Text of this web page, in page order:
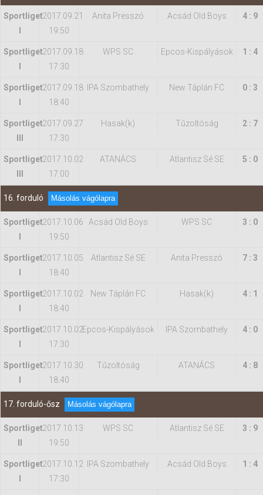
Sportliget2017.09.21
19:50
Anita Presszó Acsád Old Boys 4 : 9
Sportliget2017.09.18
17:30
WPS SC Epcos-Kispályások 1 : 4
Sportliget2017.09.18
18:40
IPA Szombathely New Táplán FC 0 : 3
Sportliget2017.09.27
17:30
Hasak(k) Tűzoltóság 2 : 7
Sportliget2017.10.02
17:00
ATANÁCS Atlantisz Sé SE 5 : 0
16. forduló Másolás vágólapra
Sportliget2017.10.06
19:50
Acsád Old Boys WPS SC 3 : 0
Sportliget2017.10.05
18:40
Atlantisz Sé SE Anita Presszó 7 : 3
Sportliget2017.10.02
18:40
New Táplán FC Hasak(k) 4 : 1
Sportliget2017.10.02
17:30
Epcos-Kispályások IPA Szombathely 4 : 0
Sportliget2017.10.30
18:40
Tűzoltóság ATANÁCS 4 : 8
17. forduló-ősz Másolás vágólapra
Sportliget2017.10.13
19:50
WPS SC Atlantisz Sé SE 3 : 9
Sportliget2017.10.12
17:30
IPA Szombathely Acsád Old Boys 1 : 4